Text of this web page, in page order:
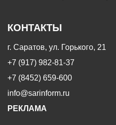
КОНТАКТЫ
г. Саратов, ул. Горького, 21
+7 (917) 982-81-37
+7 (8452) 659-600
info@sarinform.ru
РЕКЛАМА